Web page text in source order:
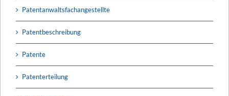
Patentanwaltsfachangestellte
Patentbeschreibung
Patente
Patenterteilung